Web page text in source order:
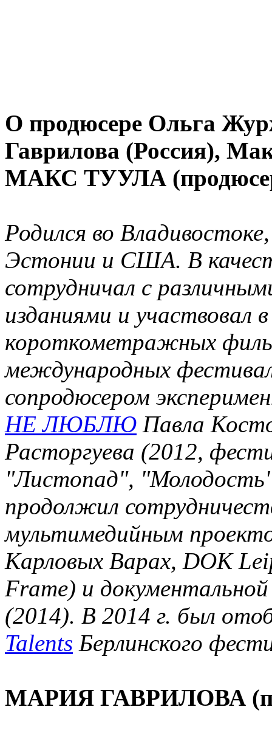
О продюсере Ольга
Гаврилова (Россия),
МАКС ТУУЛА
Родился во
Эстонии и США. В
сотрудничал с
изданиями и участвовал
короткометражных
международных
сопродюсером
НЕ ЛЮБЛЮ Павла
Расторгуева (2012,
"Листопад",
продолжил
мультимедийным
Карловых Варах, DOK
Frame) и
(2014). В 2014 г. был
Talents Берлинского
МАРИЯ ГАВРИЛОВА